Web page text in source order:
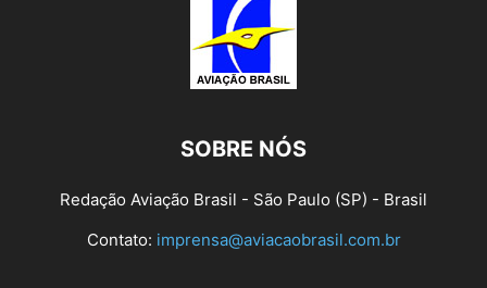
SOBRE NÓS
Redação Aviação Brasil - São Paulo (SP) - Brasil
Contato: imprensa@aviacaobrasil.com.br